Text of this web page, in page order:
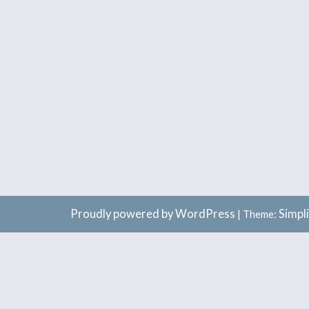
Proudly powered by WordPress | Theme: